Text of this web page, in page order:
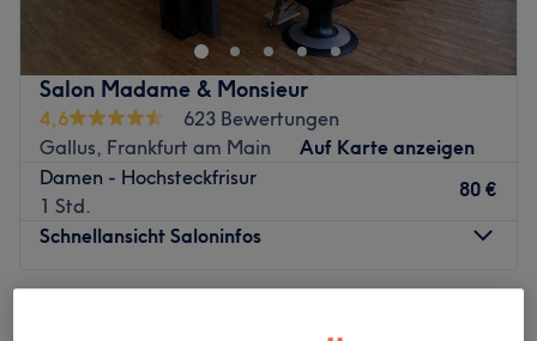
Salon Madame & Monsieur
4,6
623 Bewertungen
Gallus, Frankfurt am Main
Auf Karte anzeigen
Damen - Hochsteckfrisur
1 Std.
80 €
Schnellansicht Saloninfos